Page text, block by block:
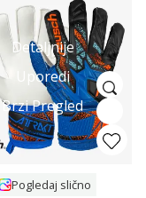
Detaljnije
Uporedi
Brzi Pregled
Pogledaj slično